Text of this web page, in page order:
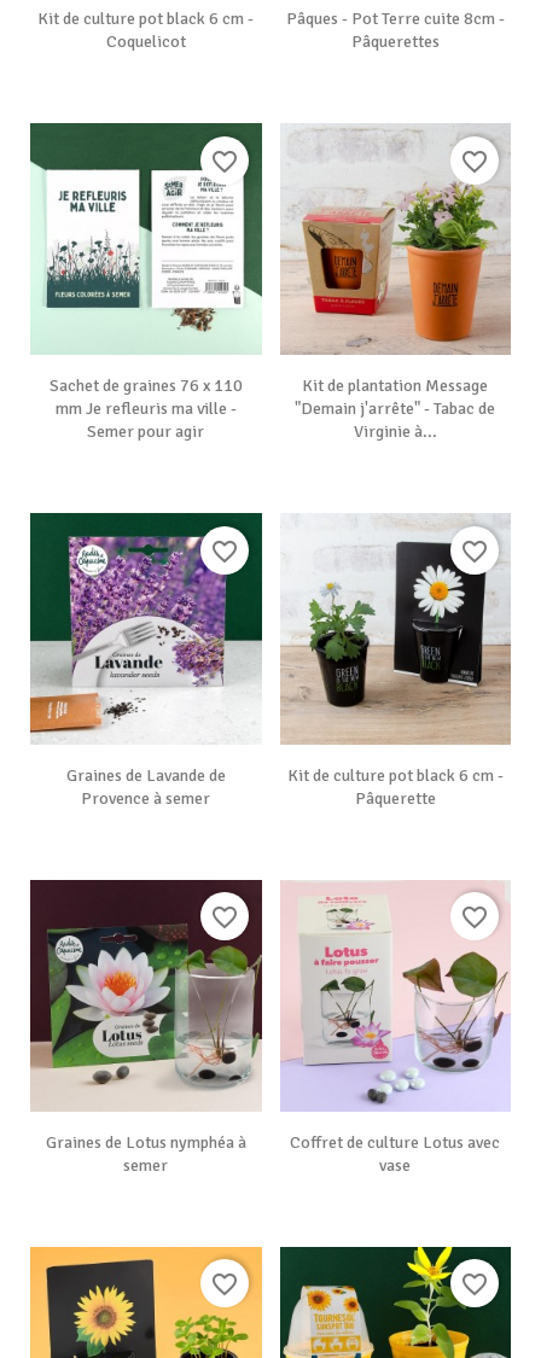
Kit de culture pot black 6 cm -
Coquelicot
Pâques - Pot Terre cuite 8cm -
Pâquerettes
Sachet de graines 76 x 110
mm Je refleuris ma ville -
Semer pour agir
favorite_border
Kit de plantation Message
"Demain j'arrête" - Tabac de
Virginie à...
favorite_border
Graines de Lavande de
Provence à semer
favorite_border
Kit de culture pot black 6 cm -
Pâquerette
favorite_border
Graines de Lotus nymphéa à
semer
favorite_border
Coffret de culture Lotus avec
vase
favorite_border
favorite_border favorite_border